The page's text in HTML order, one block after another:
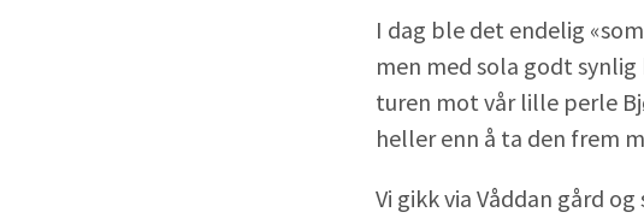
I dag ble det endelig
men med sola godt
turen mot vår lille perle
heller enn å ta den frem
Vi gikk via Våddan gård